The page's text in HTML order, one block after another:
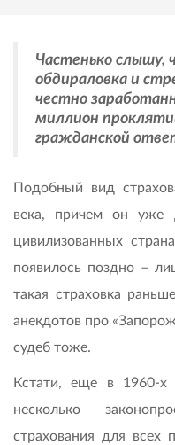
Частенько слышу,
обдираловка и
честно
миллион
гражданской
Подобный вид
века, причем он уже
цивилизованных
появилось поздно –
такая страховка
анекдотов про
судеб тоже.
Кстати, еще в 1960-х
несколько
страхования для всех